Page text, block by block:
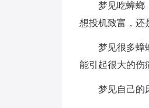
梦见吃蟑螂
想投机致富，还
梦见很多蟑
能引起很大的伤
梦见自己的